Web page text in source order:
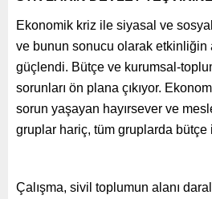
Ekonomik kriz ile siyasal ve
ve bunun sonucu olarak etkinliğin
güçlendi. Bütçe ve kurumsal-
sorunları ön plana çıkıyor.
sorun yaşayan hayırsever ve
gruplar hariç, tüm gruplarda bütçe
Çalışma, sivil toplumun alanı